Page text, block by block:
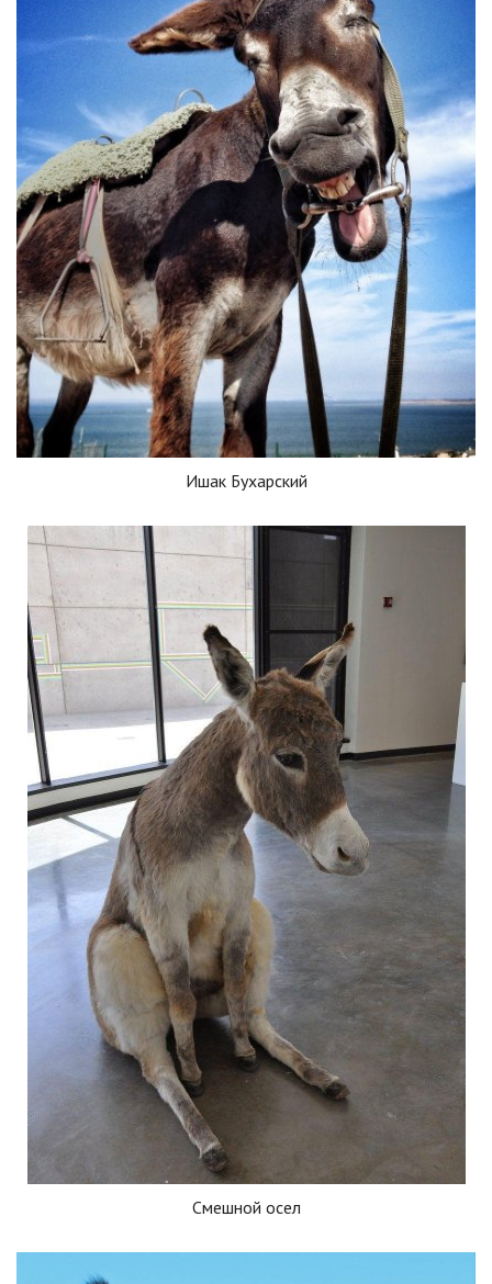
Ишак Бухарский
Смешной осел